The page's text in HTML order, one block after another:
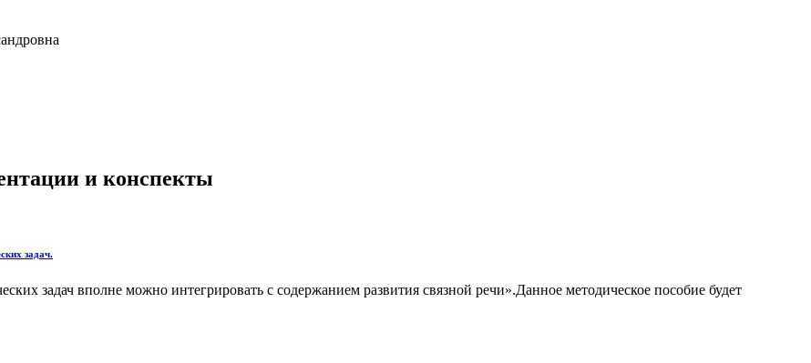
и конспекты
задач.
задач вполне можно интегрировать с содержанием развития связной речи».Данное методическое пособие будет